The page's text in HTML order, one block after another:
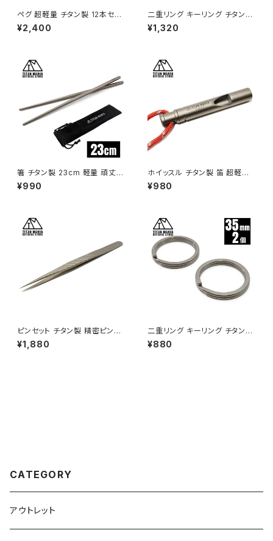
ペグ 超軽量 チタン製 12本セッ
ト 16.5cm テントペグ ピンペグ
設営用具 ソロキャンプ BBQ バ
¥2,400
二重リング キーリング チタン製
50mm×2個 超軽量 頑丈 サビ
に強い 二重丸カン スプリットリ
¥1,320
箸 チタン製 23cm 軽量 頑丈
角箸 菜箸 長い 太い 純チタン 1
膳 滑り止め 直火 調理器具 キャ
¥990
ホイッスル チタン製 笛 超軽量
ストラップ付き 防災 登山 緊急
避難 防犯 スポーツ 審判 コーチ
ドア キャンプ用品
¥980
ピンセット チタン製 精密ピンセ
ット ストレート 超軽量 頑丈 工
具 DIY プラモデル シール ネイ
¥1,880
二重リング キーリング チタン製
35mm×2個 超軽量 頑丈 サビ
に強い 二重丸カン スプリットリ
¥880
CATEGORY
アウトレット